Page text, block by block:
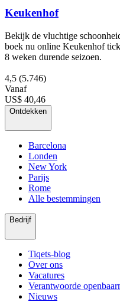
Keukenhof
Bekijk de vluchtige
boek nu online Keukenhof
8 weken durende seizoen.
4,5 (5.746)
Vanaf
US$ 40,46
Ontdekken
Barcelona
Londen
New York
Parijs
Rome
Alle bestemmingen
Bedrijf
Tiqets-blog
Over ons
Vacatures
Verantwoorde
Nieuws